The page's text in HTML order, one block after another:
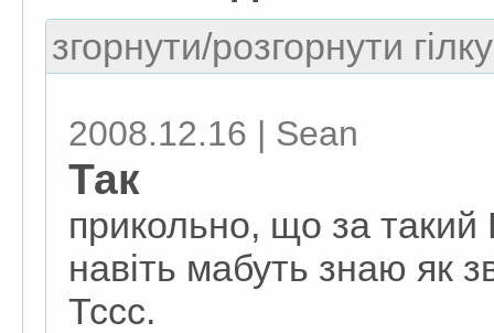
згорнути/розгорнути
2008.12.16 | Sean
Так
прикольно, що за такий
навіть мабуть знаю як
Тссс.